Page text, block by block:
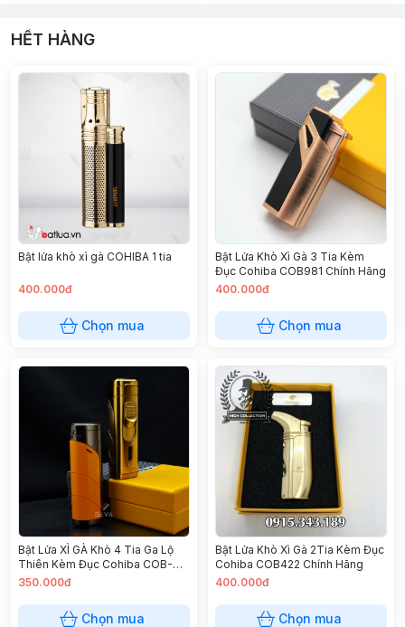
HẾT HÀNG
Bật lửa khò xì gà COHIBA 1 tia
400.000đ
Chọn mua
Bật Lửa Khò Xì Gà 3 Tia Kèm
Đục Cohiba COB981 Chính Hãng
400.000đ
Chọn mua
Bật Lửa XÌ GÀ Khò 4 Tia Ga Lộ
Thiên Kèm Đục Cohiba COB-
202 Chính Hãng
350.000đ
Chọn mua
Bật Lửa Khò Xì Gà 2Tia Kèm Đục
Cohiba COB422 Chính Hãng
400.000đ
Chọn mua